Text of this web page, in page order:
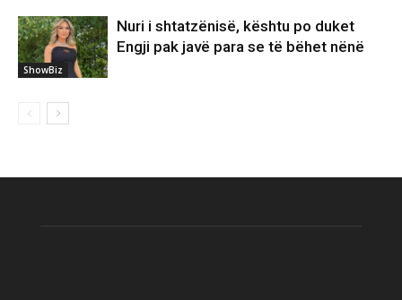
ShowBiz
Nuri i shtatzënisë, kështu po duket
Engji pak javë para se të bëhet nënë